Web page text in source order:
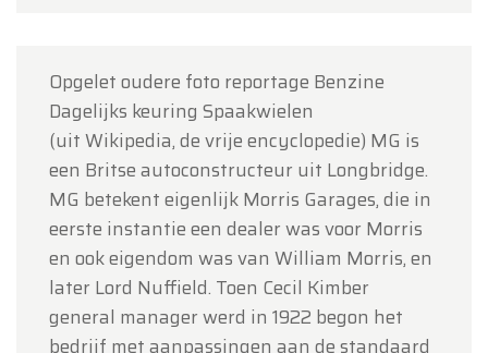
Opgelet oudere foto reportage Benzine
Dagelijks keuring Spaakwielen
(uit Wikipedia, de vrije encyclopedie) MG is
een Britse autoconstructeur uit Longbridge.
MG betekent eigenlijk Morris Garages, die in
eerste instantie een dealer was voor Morris
en ook eigendom was van William Morris, en
later Lord Nuffield. Toen Cecil Kimber
general manager werd in 1922 begon het
bedrijf met aanpassingen aan de standaard